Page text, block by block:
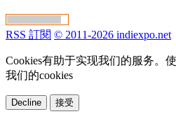
RSS 訂閱 © 2011-2026 indiexpo.net
Cookies有助于实现我们的服务。
我们的cookies
Decline 接受